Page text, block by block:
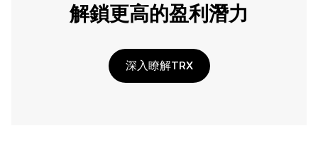
解鎖更高的盈利潛力
深入瞭解TRX